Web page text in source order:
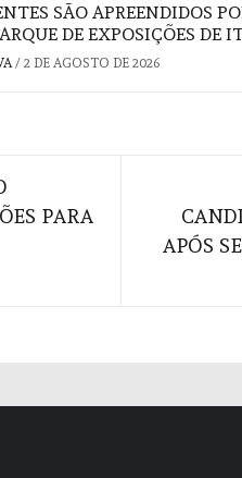
SÃO APREENDIDOS
DE EXPOSIÇÕES DE
/ 2 DE AGOSTO DE 2026
PARA
APÓS